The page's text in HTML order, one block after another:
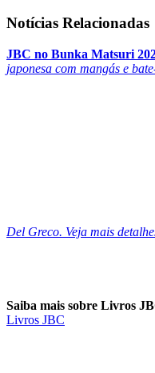
Notícias Relacionadas
JBC no Bunka Matsuri
japonesa com mangás e
Del Greco. Veja mais
Saiba mais sobre Livros
Livros JBC